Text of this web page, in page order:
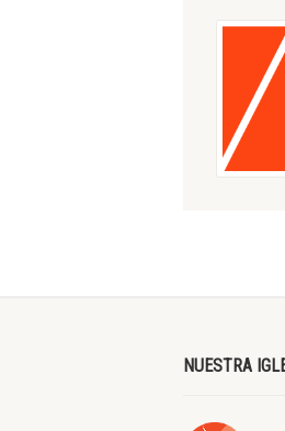
NUESTRA